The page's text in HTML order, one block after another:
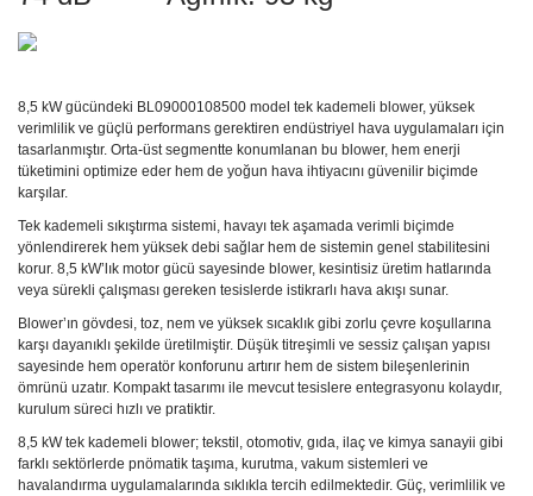
8,5 kW gücündeki BL09000108500 model tek kademeli blower, yüksek
verimlilik ve güçlü performans gerektiren endüstriyel hava uygulamaları için
tasarlanmıştır. Orta-üst segmentte konumlanan bu blower, hem enerji
tüketimini optimize eder hem de yoğun hava ihtiyacını güvenilir biçimde
karşılar.
Tek kademeli sıkıştırma sistemi, havayı tek aşamada verimli biçimde
yönlendirerek hem yüksek debi sağlar hem de sistemin genel stabilitesini
korur. 8,5 kW’lık motor gücü sayesinde blower, kesintisiz üretim hatlarında
veya sürekli çalışması gereken tesislerde istikrarlı hava akışı sunar.
Blower’ın gövdesi, toz, nem ve yüksek sıcaklık gibi zorlu çevre koşullarına
karşı dayanıklı şekilde üretilmiştir. Düşük titreşimli ve sessiz çalışan yapısı
sayesinde hem operatör konforunu artırır hem de sistem bileşenlerinin
ömrünü uzatır. Kompakt tasarımı ile mevcut tesislere entegrasyonu kolaydır,
kurulum süreci hızlı ve pratiktir.
8,5 kW tek kademeli blower; tekstil, otomotiv, gıda, ilaç ve kimya sanayii gibi
farklı sektörlerde pnömatik taşıma, kurutma, vakum sistemleri ve
havalandırma uygulamalarında sıklıkla tercih edilmektedir. Güç, verimlilik ve